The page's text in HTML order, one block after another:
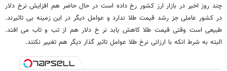
چند روز اخیر در بازار ارز کشور رخ داده است در حال حاضر هم افزایش نرخ دلار
در کشور عاملی جز رشد قیمت طلا ندارد و عوامل دیگر در این زمینه بی تاثیرند.
طبیعی است وقتی قیمت طلا کاهش یابد نر خ دلار هم از تب و تاب می افتد.
البته به شرط انکه با ارزانی نرخ طلا عوامل تاثیر گذار دیگر هم تغییر نکنند.